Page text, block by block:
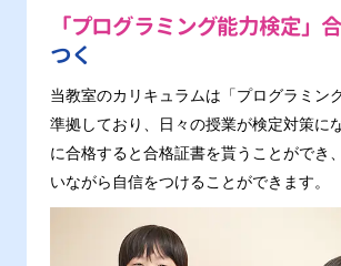
「プログラミング能力検定」
つく
当教室のカリキュラムは「プログラミン
準拠しており、日々の授業が検定対策に
に合格すると合格証書を貰うことができ
いながら自信をつけることができます。